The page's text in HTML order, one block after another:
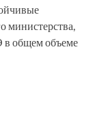
министерства,
в общем объеме